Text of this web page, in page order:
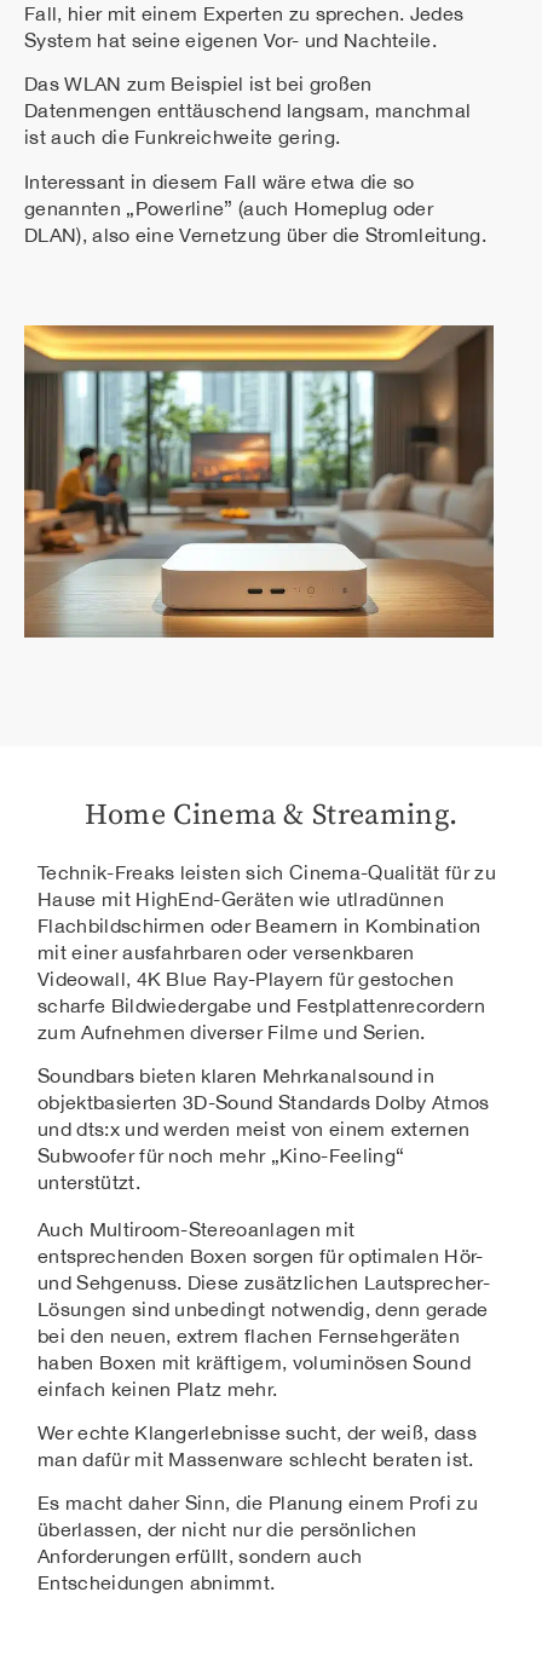
Fall, hier mit einem Experten zu sprechen. Jedes
System hat seine eigenen Vor- und Nachteile.
Das WLAN zum Beispiel ist bei großen
Datenmengen enttäuschend langsam, manchmal
ist auch die Funkreichweite gering.
Interessant in diesem Fall wäre etwa die so
genannten „Powerline” (auch Homeplug oder
DLAN), also eine Vernetzung über die Stromleitung.
Home Cinema & Streaming.
Technik-Freaks leisten sich Cinema-Qualität für zu
Hause mit HighEnd-Geräten wie utlradünnen
Flachbildschirmen oder Beamern in Kombination
mit einer ausfahrbaren oder versenkbaren
Videowall, 4K Blue Ray-Playern für gestochen
scharfe Bildwiedergabe und Festplattenrecordern
zum Aufnehmen diverser Filme und Serien.
Soundbars bieten klaren Mehrkanalsound in
objektbasierten 3D-Sound Standards Dolby Atmos
und dts:x und werden meist von einem externen
Subwoofer für noch mehr „Kino-Feeling“
unterstützt.
Auch Multiroom-Stereoanlagen mit
entsprechenden Boxen sorgen für optimalen Hör-
und Sehgenuss. Diese zusätzlichen Lautsprecher-
Lösungen sind unbedingt notwendig, denn gerade
bei den neuen, extrem flachen Fernsehgeräten
haben Boxen mit kräftigem, voluminösen Sound
einfach keinen Platz mehr.
Wer echte Klangerlebnisse sucht, der weiß, dass
man dafür mit Massenware schlecht beraten ist.
Es macht daher Sinn, die Planung einem Profi zu
überlassen, der nicht nur die persönlichen
Anforderungen erfüllt, sondern auch
Entscheidungen abnimmt.